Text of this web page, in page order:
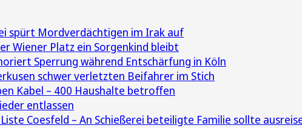
spürt Mordverdächtigen im Irak auf
Wiener Platz ein Sorgenkind bleibt
Sperrung während Entschärfung in Köln
schwer verletzten Beifahrer im Stich
Kabel – 400 Haushalte betroffen
entlassen
Coesfeld – An Schießerei beteiligte Familie sollte